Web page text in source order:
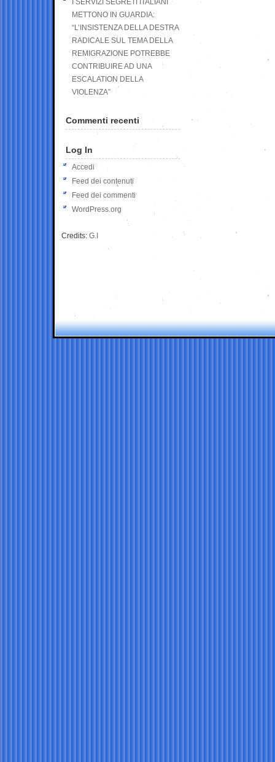
I SERVIZI SEGRETI ITALIANI
METTONO IN GUARDIA:
“L’INSISTENZA DELLA DESTRA
RADICALE SUL TEMA DELLA
REMIGRAZIONE POTREBBE
CONTRIBUIRE AD UNA
ESCALATION DELLA
VIOLENZA”
Commenti recenti
Log In
Accedi
Feed dei contenuti
Feed dei commenti
WordPress.org
Credits: G.I